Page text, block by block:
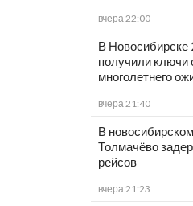
вчера 22:00
В
получили ключи
многолетнего
вчера 21:40
В
Толмачёво
рейсов
вчера 21:23